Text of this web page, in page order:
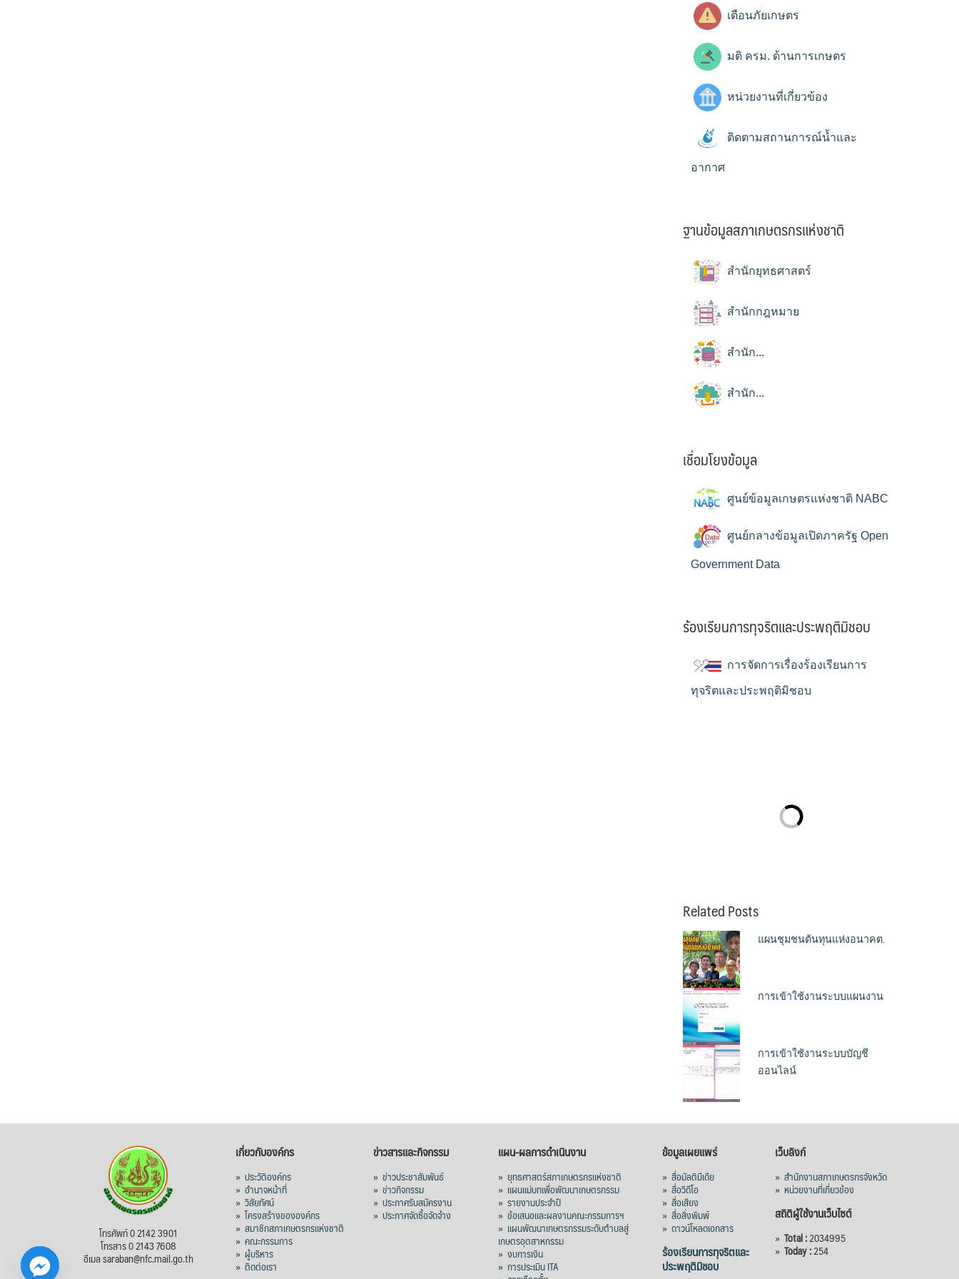
เตือนภัยเกษตร
มติ ครม. ด้านการเกษตร
หน่วยงานที่เกี่ยวข้อง
ติดตามสถานการณ์น้ำและ
อากาศ
ฐานข้อมูลสภาเกษตรกรแห่งชาติ
สำนักยุทธศาสตร์
สำนักกฎหมาย
สำนัก...
สำนัก...
เชื่อมโยงข้อมูล
ศูนย์ข้อมูลเกษตรแห่งชาติ NABC
ศูนย์กลางข้อมูลเปิดภาครัฐ Open
Government Data
ร้องเรียนการทุจริตและประพฤติมิชอบ
การจัดการเรื่องร้องเรียนการ
ทุจริตและประพฤติมิชอบ
Related Posts
แผนชุมชนต้นทุนแห่งอนาคต.
การเข้าใช้งานระบบแผนงาน
การเข้าใช้งานระบบบัญชี
ออนไลน์
โทรศัพท์ 0 2142 3901
โทรสาร 0 2143 7608
อีเมล saraban@nfc.mail.go.th
เกี่ยวกับองค์กร
»ประวัติองค์กร
»อำนาจหน้าที่
»วิสัยทัศน์
»โครงสร้างขององค์กร
»สมาชิกสภาเกษตรกรแห่งชาติ
»คณะกรรมการ
» ผู้บริหาร
»ติดต่อเรา
ข่าวสารและกิจกรรม
»ข่าวประชาสัมพันธ์
»ข่าวกิจกรรม
»ประกาศรับสมัครงาน
»ประกาศจัดซื้อจัดจ้าง
แผน-ผลการดำเนินงาน
» ยุทธศาสตร์สภาเกษตรกรแห่งชาติ
» แผนแม่บทเพื่อพัฒนาเกษตรกรรม
» รายงานประจำปี
» ข้อเสนอและผลงานคณะกรรมการฯ
» แผนพัฒนาเกษตรกรรมระดับตำบลสู่
เกษตรอุตสาหกรรม
» งบการเงิน
» การประเมิน ITA
ข้อมูลเผยแพร่
» สื่อมัลติมีเดีย
» สื่อวิดีโอ
» สื่อเสียง
» สื่อสิ่งพิมพ์
» ดาวน์โหลดเอกสาร
ร้องเรียนการทุจริตและ
ประพฤติมิชอบ
เว็บลิงก์
» สำนักงานสภาเกษตรกรจังหวัด
» หน่วยงานที่เกี่ยวข้อง
สถิติผู้ใช้งานเว็บไซต์
» Total :2034995
» Today :254